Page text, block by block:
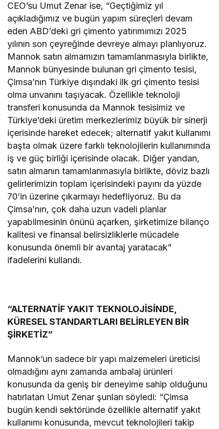
CEO’su Umut Zenar ise, “Geçtiğimiz yıl
açıkladığımız ve bugün yapım süreçleri devam
eden ABD’deki gri çimento yatırımımızı 2025
yılının son çeyreğinde devreye almayı planlıyoruz.
Mannok satın almamızın tamamlanmasıyla birlikte,
Mannok bünyesinde bulunan gri çimento tesisi,
Çimsa’nın Türkiye dışındaki ilk gri çimento tesisi
olma unvanını taşıyacak. Özellikle teknoloji
transferi konusunda da Mannok tesisimiz ve
Türkiye’deki üretim merkezlerimiz büyük bir sinerji
içerisinde hareket edecek; alternatif yakıt kullanımı
başta olmak üzere farklı teknolojilerin kullanımında
iş ve güç birliği içerisinde olacak. Diğer yandan,
satın almanın tamamlanmasıyla birlikte, döviz bazlı
gelirlerimizin toplam içerisindeki payını da yüzde
70’in üzerine çıkarmayı hedefliyoruz. Bu da
Çimsa’nın, çok daha uzun vadeli planlar
yapabilmesinin önünü açarken, şirketimize bilanço
kalitesi ve finansal belirsizliklerle mücadele
konusunda önemli bir avantaj yaratacak”
ifadelerini kullandı.
“ALTERNATİF YAKIT TEKNOLOJİSİNDE,
KÜRESEL STANDARTLARI BELİRLEYEN BİR
ŞİRKETİZ”
Mannok’un sadece bir yapı malzemeleri üreticisi
olmadığını aynı zamanda ambalaj ürünleri
konusunda da geniş bir deneyime sahip olduğunu
hatırlatan Umut Zenar şunları söyledi: “Çimsa
bugün kendi sektöründe özellikle alternatif yakıt
kullanımı konusunda, mevcut teknolojileri takip